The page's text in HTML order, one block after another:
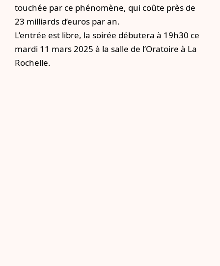
touchée par ce phénomène, qui coûte près de
23 milliards d’euros par an.
L’entrée est libre, la soirée débutera à 19h30 ce
mardi 11 mars 2025 à la salle de l’Oratoire à La
Rochelle.